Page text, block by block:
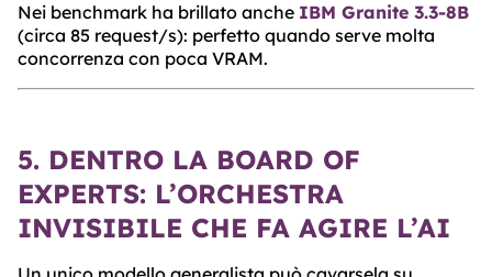
Nei benchmark ha brillato anche IBM Granite 3.3-8B
(circa 85 request/s): perfetto quando serve molta
concorrenza con poca VRAM.
5. DENTRO LA BOARD OF
EXPERTS: L’ORCHESTRA
INVISIBILE CHE FA AGIRE L’AI